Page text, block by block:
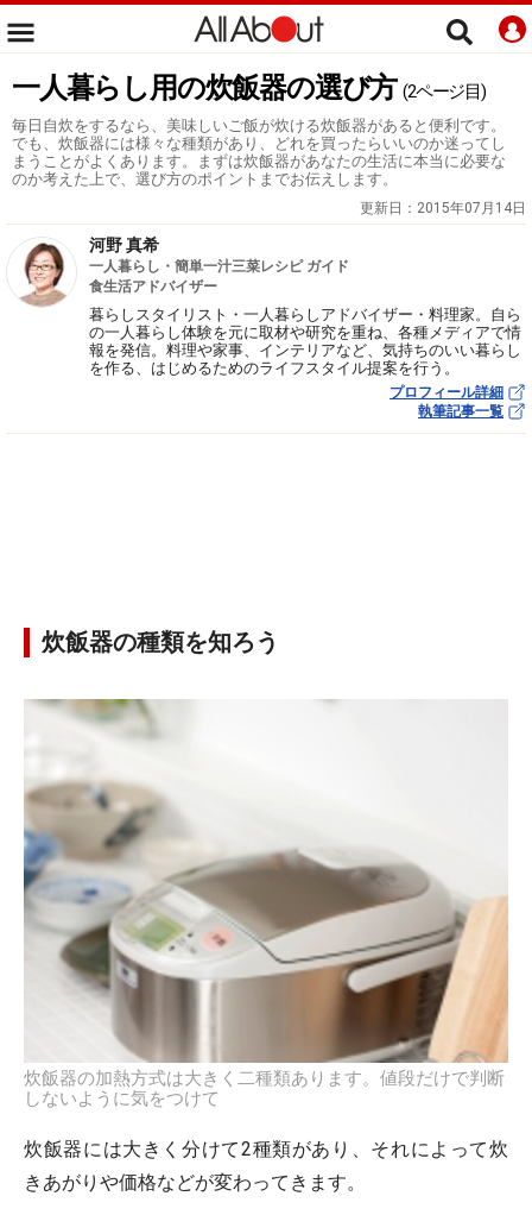
一人暮らし用の炊飯器の選び方 (2ページ目)
毎日自炊をするなら、美味しいご飯が炊ける炊飯器があると便利です。
でも、炊飯器には様々な種類があり、どれを買ったらいいのか迷ってし
まうことがよくあります。まずは炊飯器があなたの生活に本当に必要な
のか考えた上で、選び方のポイントまでお伝えします。
更新日： 2015年07月14日
河野 真希
一人暮らし・簡単一汁三菜レシピ ガイド
食生活アドバイザー
暮らしスタイリスト・一人暮らしアドバイザー・料理家。自ら
の一人暮らし体験を元に取材や研究を重ね、各種メディアで情
報を発信。料理や家事、インテリアなど、気持ちのいい暮らし
を作る、はじめるためのライフスタイル提案を行う。
プロフィール詳細
執筆記事一覧
炊飯器の種類を知ろう
炊飯器の加熱方式は大きく二種類あります。値段だけで判断
しないように気をつけて
炊飯器には大きく分けて2種類があり、それによって炊
きあがりや価格などが変わってきます。